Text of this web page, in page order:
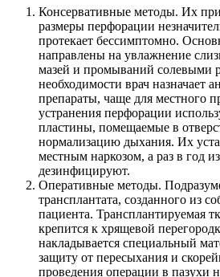
Консервативные методы. Их
размеры перфорации
протекает бессимптомно.
направлены на увлажнение
мазей и промываний солевыми
необходимости врач назначает
препараты, чаще для местного
устранения перфорации
пластины, помещаемые в
нормализацию дыхания. Их
местным наркозом, а раз в год
дезинфицируют.
Оперативные методы.
трансплантата, созданного из
пациента. Трансплантируемая
крепится к хрящевой
накладывается специальный
защиту от пересыхания и
проведения операции в пазухи